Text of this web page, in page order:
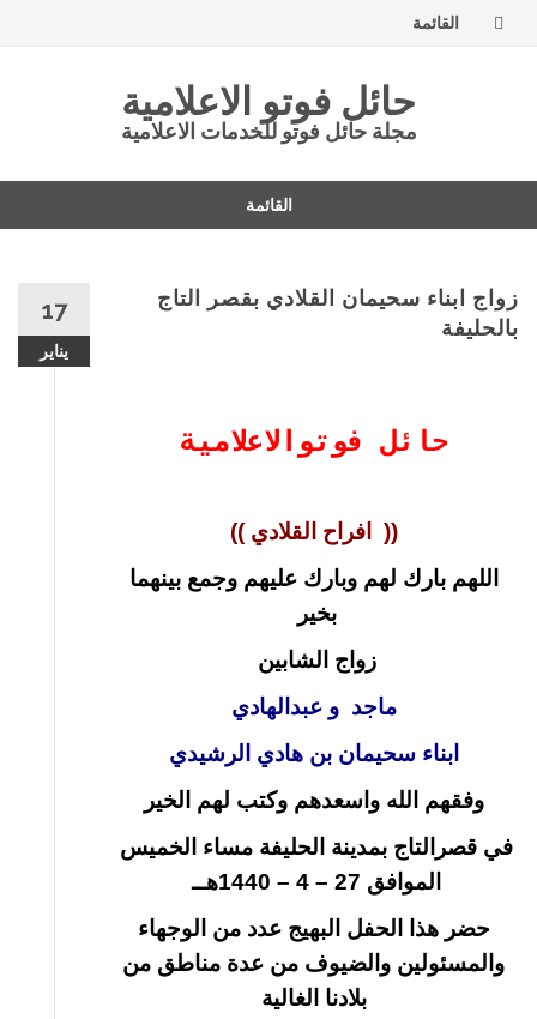
القائمة
حائل فوتو الاعلامية
مجلة حائل فوتو للخدمات الاعلامية
القائمة
المحتوى
17
يناير
زواج ابناء سحيمان القلادي بقصر التاج
بالحليفة
حائل فوتوالاعلامية
(( افراح القلادي ))
اللهم بارك لهم وبارك عليهم وجمع بينهما
بخير
زواج الشابين
ماجد و عبدالهادي
ابناء سحيمان بن هادي الرشيدي
وفقهم الله واسعدهم وكتب لهم الخير
في قصرالتاج بمدينة الحليفة مساء الخميس
الموافق 27 – 4 – 1440هــ
حضر هذا الحفل البهيج عدد من الوجهاء
والمسئولين والضيوف من عدة مناطق من
بلادنا الغالية